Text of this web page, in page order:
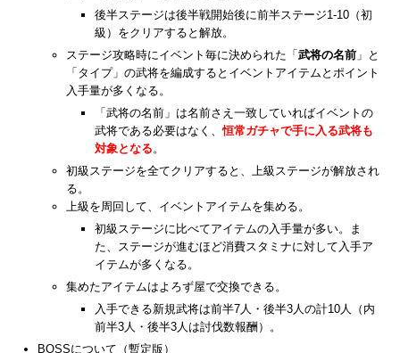
後半ステージは後半戦開始後に前半ステージ1-10（初
級）をクリアすると解放。
ステージ攻略時にイベント毎に決められた「武将の名前 」と
「タイプ」の武将を編成するとイベントアイテムとポイント
入手量が多くなる。
「武将の名前」は名前さえ一致していればイベントの
武将である必要はなく、恒常ガチャで手に入る武将も
対象となる 。
初級ステージを全てクリアすると、上級ステージが解放され
る。
上級を周回して、イベントアイテムを集める。
初級ステージに比べてアイテムの入手量が多い。ま
た、ステージが進むほど消費スタミナに対して入手ア
イテムが多くなる。
集めたアイテムはよろず屋で交換できる。
入手できる新規武将は前半7人・後半3人の計10人（内
前半3人・後半3人は討伐数報酬）。
BOSSについて（暫定版）